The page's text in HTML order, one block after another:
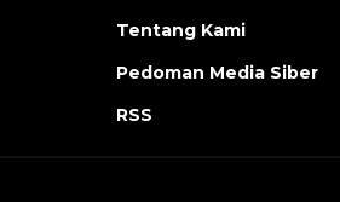
Tentang Kami
Pedoman Media Siber
RSS